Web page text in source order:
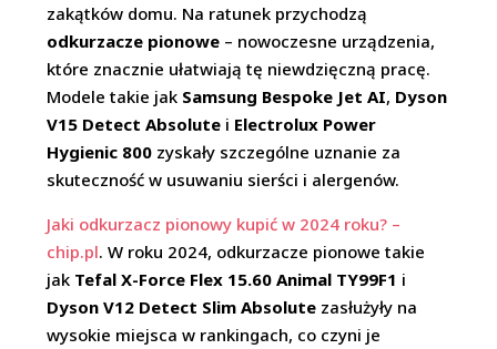
zakątków domu. Na ratunek przychodzą
odkurzacze pionowe – nowoczesne urządzenia,
które znacznie ułatwiają tę niewdzięczną pracę.
Modele takie jak Samsung Bespoke Jet AI, Dyson
V15 Detect Absolute i Electrolux Power
Hygienic 800 zyskały szczególne uznanie za
skuteczność w usuwaniu sierści i alergenów.
Jaki odkurzacz pionowy kupić w 2024 roku? –
chip.pl.W roku 2024, odkurzacze pionowe takie
jak Tefal X-Force Flex 15.60 Animal TY99F1 i
Dyson V12 Detect Slim Absolute zasłużyły na
wysokie miejsca w rankingach, co czyni je